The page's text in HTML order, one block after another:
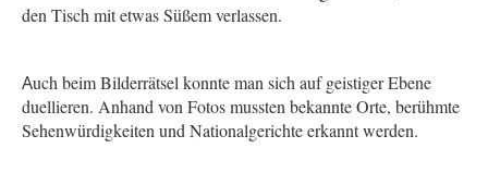
den Tisch mit etwas Süßem verlassen.
Auch beim Bilderrätsel konnte man sich auf geistiger Ebene
duellieren. Anhand von Fotos mussten bekannte Orte, berühmte
Sehenwürdigkeiten und Nationalgerichte erkannt werden.